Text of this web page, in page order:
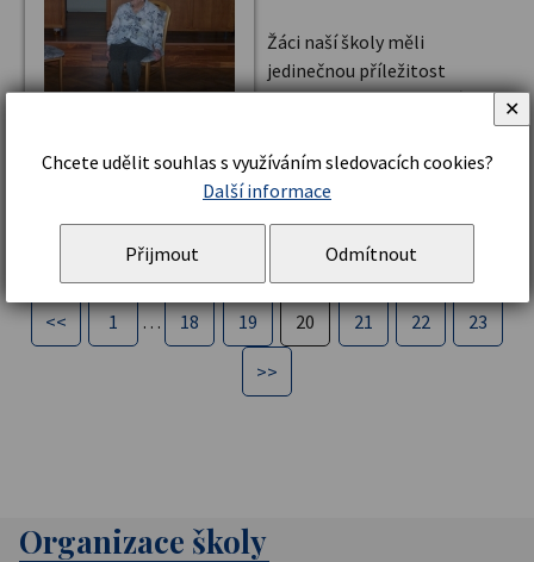
Žáci naší školy měli
jedinečnou příležitost
vyslechnout si svědectví o
pamětníka.
<< 1 … 18 19 20 21 22 23
>>
Organizace školy
Chcete udělit souhlas s využíváním sledovacích cookies?
Další informace
Přijmout Odmítnout
✕